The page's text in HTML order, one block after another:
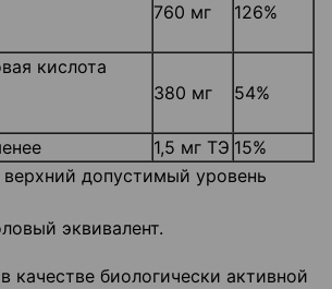
760 мг 126%
кислота
380 мг 54%
1,5 мг ТЭ 15%
допустимый уровень
эквивалент.
качестве биологически активной